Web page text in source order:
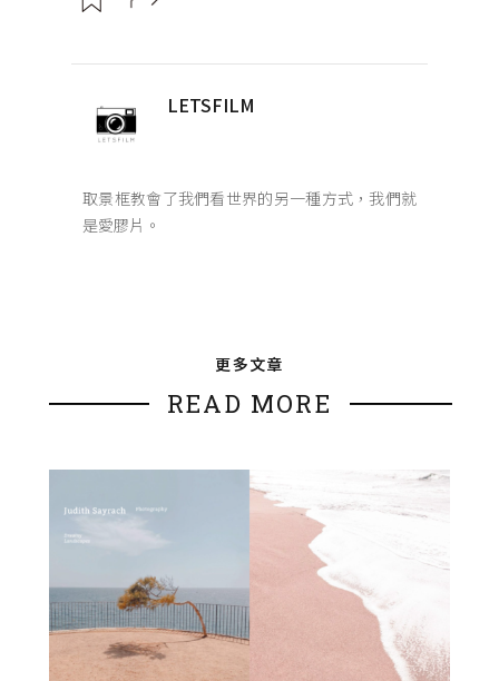
LETSFILM
取景框教會了我們看世界的另一種方式，我們就
是愛膠片。
更多文章
READ MORE